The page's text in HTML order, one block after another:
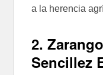
a la herencia
2.
Sencillez